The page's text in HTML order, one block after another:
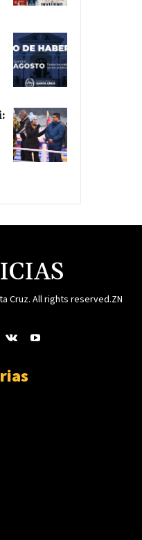
Cruz. All rights reserved.ZN